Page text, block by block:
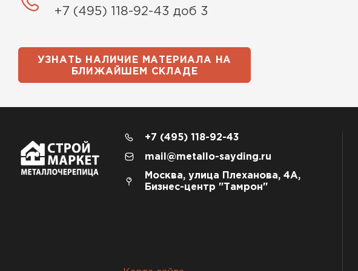
+7 (495) 118-92-43 доб 3
УЗНАТЬ НАЛИЧИЕ МАТЕРИАЛА НА
БЛИЖАЙШЕМ СКЛАДЕ
+7 (495) 118-92-43
mail@metallo-sayding.ru
Москва, улица Плеханова, 4А,
Бизнес-центр "Тамрон"